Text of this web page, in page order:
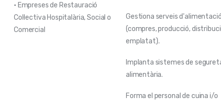
• Empreses de Restauració
Col·lectiva Hospitalària, Social o
Comercial
Gestiona serveis
(compres, producció,
emplatat).
Implanta sistemes de
alimentària.
Forma el personal de cuina i/o